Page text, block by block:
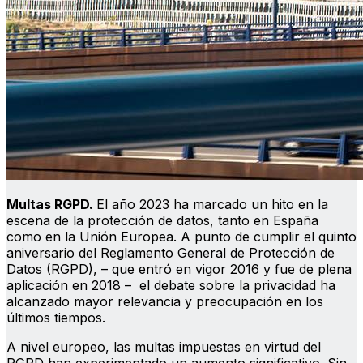
Multas RGPD. El año 2023 ha marcado un hito en la
escena de la protección de datos, tanto en España
como en la Unión Europea. A punto de cumplir el quinto
aniversario del Reglamento General de Protección de
Datos (RGPD), – que entró en vigor 2016 y fue de plena
aplicación en 2018 – el debate sobre la privacidad ha
alcanzado mayor relevancia y preocupación en los
últimos tiempos.
A nivel europeo, las multas impuestas en virtud del